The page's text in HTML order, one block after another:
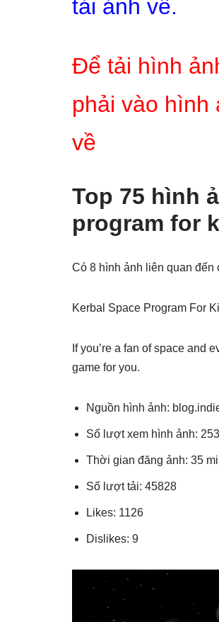
tải ảnh về.
Để tải hình
phải vào hình
về
Top 75 hình
program for
Có 8 hình ảnh liên quan đến
Kerbal Space Program For
If you’re a fan of space and
game for you.
Nguồn hình ảnh:
Số lượt xem hình ảnh:
Thời gian đăng ảnh: 35
Số lượt tải: 45828
Likes: 1126
Dislikes: 9